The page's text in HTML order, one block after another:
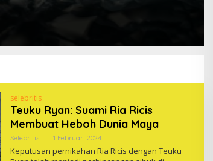
selebritis
Teuku Ryan: Suami Ria Ricis
Membuat Heboh Dunia Maya
Selebritis | 1 Februari 2024Oleh
Keputusan pernikahan Ria Ricis dengan Teuku